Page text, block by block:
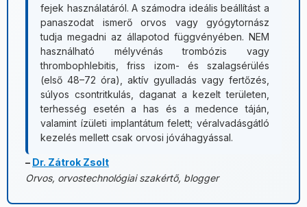
fejek használatáról. A számodra ideális beállítást a
panaszodat ismerő orvos vagy gyógytornász
tudja megadni az állapotod függvényében. NEM
használható mélyvénás trombózis vagy
thrombophlebitis, friss izom- és szalagsérülés
(első 48–72 óra), aktív gyulladás vagy fertőzés,
súlyos csontritkulás, daganat a kezelt területen,
terhesség esetén a has és a medence táján,
valamint ízületi implantátum felett; véralvadásgátló
kezelés mellett csak orvosi jóváhagyással.
– Dr. Zátrok Zsolt
Orvos, orvostechnológiai szakértő, blogger